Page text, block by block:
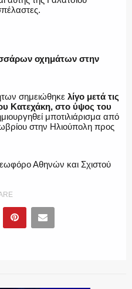
οχημάτων στην
σημειώθηκε λίγο μετά τις
Κατεχάκη, στο ύψος του
μποτιλιάρισμα από
στην Ηλιούπολη προς
Αθηνών και Σχιστού